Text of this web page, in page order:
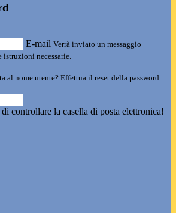
E-mail Verrà inviato un messaggio
necessarie.
al nome utente? Effettua il reset della password
controllare la casella di posta elettronica!